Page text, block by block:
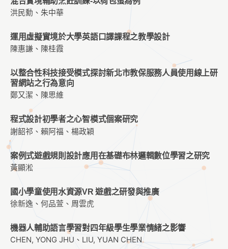
洪民勳、朱中華
運用虛擬實境於大學英語口譯課程之教學設計
陳惠謙、陳桂霞
以整合性科技接受模式探討新北市教保服務人員使用線上研
習網站之行為意向
鄭又潔、陳思維
程式設計初學者之心智模式個案研究
謝韶祁、賴阿福、楊政穎
案例式遊戲規則設計應用在基礎布林邏輯數位學習之研究
黃顯淞
國小學童使用水資源VR 遊戲之研發與推廣
徐新逸、何品萱、周雲虎
機器人輔助語言學習對四年級學生學業情緒之影響
CHEN, YONG JHU、LIU, YUAN CHEN